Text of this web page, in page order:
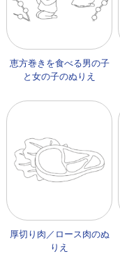
恵方巻きを食べる男の子
と女の子のぬりえ
厚切り肉／ロース肉のぬ
りえ